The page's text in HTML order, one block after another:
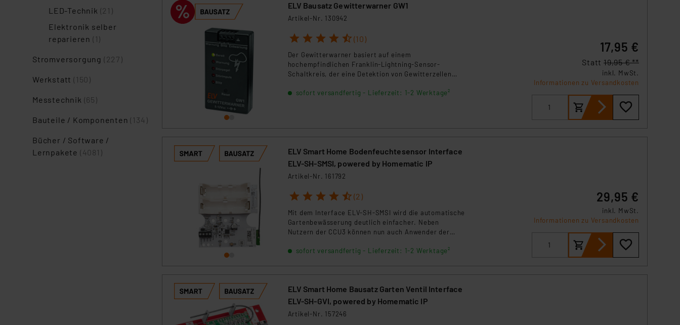
LED-Technik (21)
Elektronik selber
reparieren (1)
Stromversorgung (227)
Werkstatt(150)
Messtechnik (65)
Bauteile / Komponenten(134)
Bücher / Software /
Lernpakete (4081)
ELV Bausatz Gewitterwarner GW1
Artikel-Nr. 130942
1 2 3 4 5 (10)
Der Gewitterwarner basiert auf einem
hochempfindlichen Franklin-Lightning-Sensor-
Schaltkreis, der eine Detektion von Gewitterzellen
Zusätzlich verfügt er über 3 Schaltausgänge für
sofort versandfertig - Lieferzeit: 1-2 Werktage²
17,95 €
Statt 19,95 € **
inkl. MwSt.
Informationen zu Versandkosten
ELV Smart Home Bodenfeuchtesensor Interface
ELV-SH-SMSI, powered by Homematic IP
Artikel-Nr. 161792
1 2 3 4 5 (2)
Mit dem Interface ELV-SH-SMSI wird die automatische
Gartenbewässerung deutlich einfacher. Neben
Nutzern der CCU3 können nun auch Anwender der
Homematic IP App das System nutzen und bequem
Bodenfeuchtesensor SoMo1 lassen sich die Messwerte
besonders einfach in das Homematic IP System
Bewässerung verwenden. ***** Hinweis: Hierbei
sofort versandfertig - Lieferzeit: 1-2 Werktage²
29,95 €
inkl. MwSt.
Informationen zu Versandkosten
ELV Smart Home Bausatz Garten Ventil Interface
ELV-SH-GVI, powered by Homematic IP
Artikel-Nr. 157246